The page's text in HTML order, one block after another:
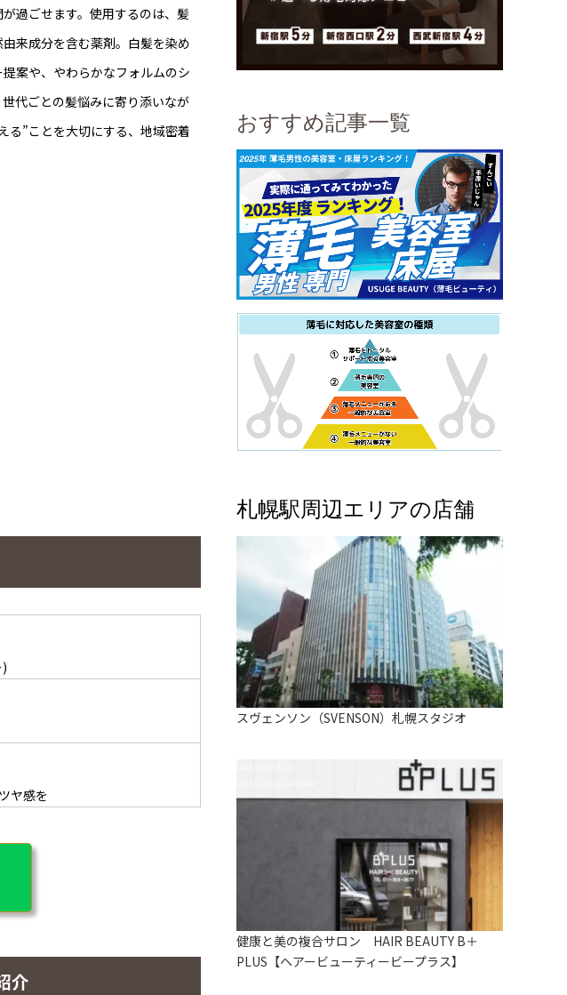
過ごせます。使用するのは、髪
来成分を含む薬剤。白髪を染め
案や、やわらかなフォルムのシ
代ごとの髪悩みに寄り添いなが
る”ことを大切にする、地域密着
ヤ感を
介
おすすめ記事一覧
札幌駅周辺エリアの店舗
スヴェンソン（SVENSON）札幌スタジオ
健康と美の複合サロン HAIR BEAUTY B＋
PLUS【ヘアービューティービープラス】